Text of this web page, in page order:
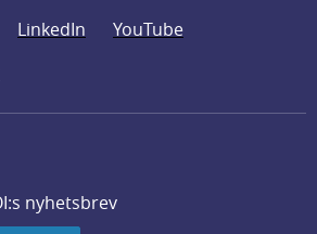
LinkedIn
YouTube
nyhetsbrev